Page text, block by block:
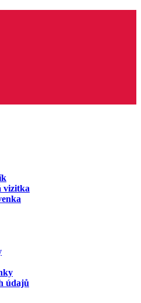
vizitka
údajů